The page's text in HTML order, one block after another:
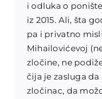
i odluka o
iz 2015. Ali, šta
pa i privatno
Mihailovićevoj
zločine, ne
čija je zasluga
zločinac, da